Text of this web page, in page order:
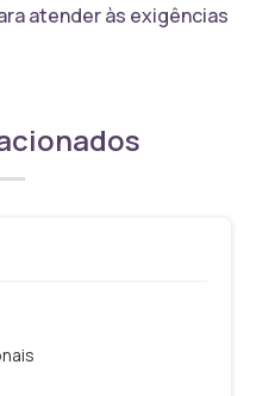
atender às exigências